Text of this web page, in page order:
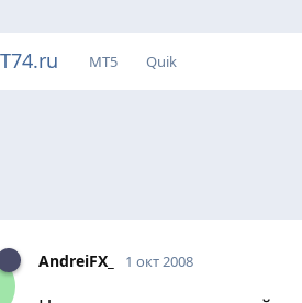
МТ5 Quik
AndreiFX_ 1 окт 2008